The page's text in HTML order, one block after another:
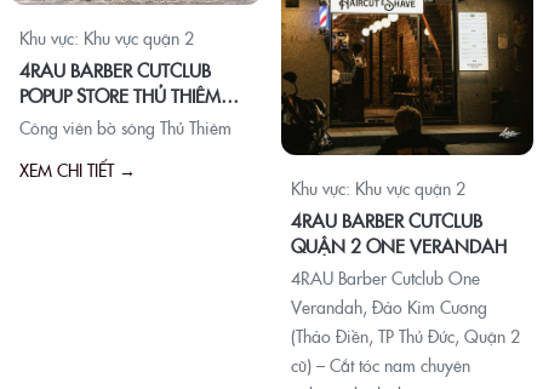
Khu vực: Khu vực quận 2
4RAU BARBER CUTCLUB
POPUP STORE THỦ THIÊM
PARK
Công viên bờ sông Thủ Thiêm
XEM CHI TIẾT →
Khu vực: Khu vực quận 2
4RAU BARBER CUTCLUB
QUẬN 2 ONE VERANDAH
4RAU Barber Cutclub One
Verandah, Đảo Kim Cương
(Thảo Điền, TP Thủ Đức, Quận 2
cũ) – Cắt tóc nam chuyên